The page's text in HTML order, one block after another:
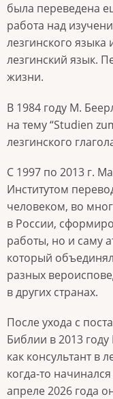
была переведена
работа над
лезгинского
лезгинский язык.
жизни.
В 1984 году М.
на тему “Studien
лезгинского
С 1997 по 2013 г.
Институтом
человеком, во
в России,
работы, но и саму
который
разных
в других странах.
После ухода с
Библии в 2013
как консультантв
когда‑то
апреле 2026 года